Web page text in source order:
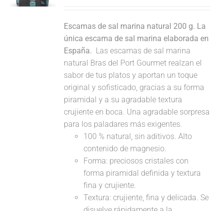
Escamas de sal marina natural 200 g. La
única escama de sal marina elaborada en
España. Las escamas de sal marina
natural Bras del Port Gourmet realzan el
sabor de tus platos y aportan un toque
original y sofisticado, gracias a su forma
piramidal y a su agradable textura
crujiente en boca. Una agradable sorpresa
para los paladares más exigentes.
100 % natural, sin aditivos. Alto
contenido de magnesio.
Forma: preciosos cristales con
forma piramidal definida y textura
fina y crujiente.
Textura: crujiente, fina y delicada. Se